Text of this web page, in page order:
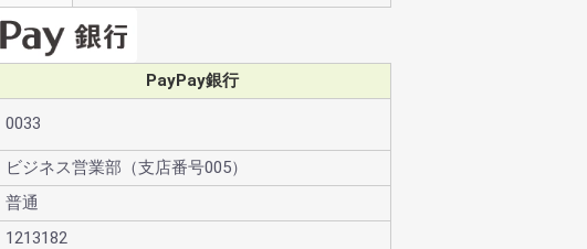
PayPay銀行
0033
ビジネス営業部（支店番号005）
普通
1213182